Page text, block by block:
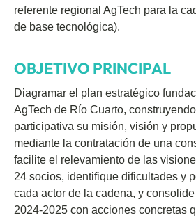
referente regional AgTech para la
de base tecnológica).
OBJETIVO PRINCIPAL
Diagramar el plan estratégico
AgTech de Río Cuarto,
participativa su misión, visión y
mediante la contratación de una
facilite el relevamiento de las
24 socios, identifique dificultades y
cada actor de la cadena, y
2024-2025 con acciones concretas